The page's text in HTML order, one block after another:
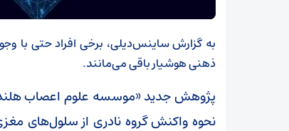
به گزارش ساینس‌دیلی، برخی افراد حتی با
ذهنی هوشیار باقی می‌مانند.
نحوه واکنش گروه نادری از سلول‌های